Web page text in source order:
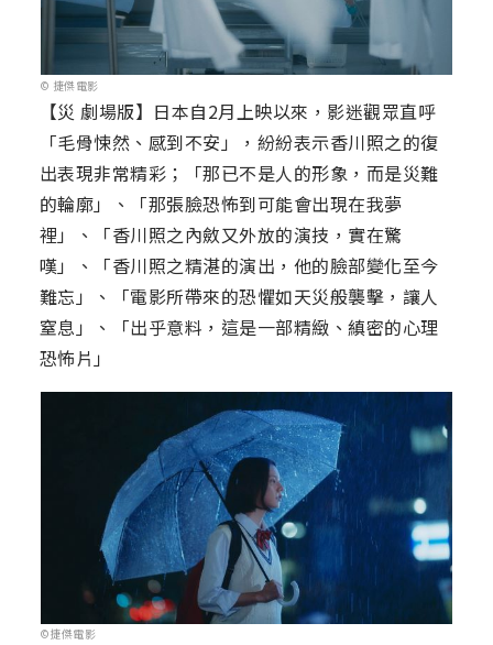
© 捷傑電影
【災 劇場版】日本自2月上映以來，影迷觀眾直呼
「毛骨悚然、感到不安」，紛紛表示香川照之的復
出表現非常精彩；「那已不是人的形象，而是災難
的輪廓」、「那張臉恐怖到可能會出現在我夢
裡」、「香川照之內斂又外放的演技，實在驚
嘆」、「香川照之精湛的演出，他的臉部變化至今
難忘」、「電影所帶來的恐懼如天災般襲擊，讓人
窒息」、「出乎意料，這是一部精緻、縝密的心理
恐怖片」
©捷傑電影